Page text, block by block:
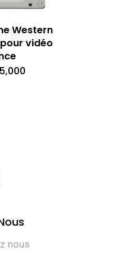
Western
pour vidéo
nous